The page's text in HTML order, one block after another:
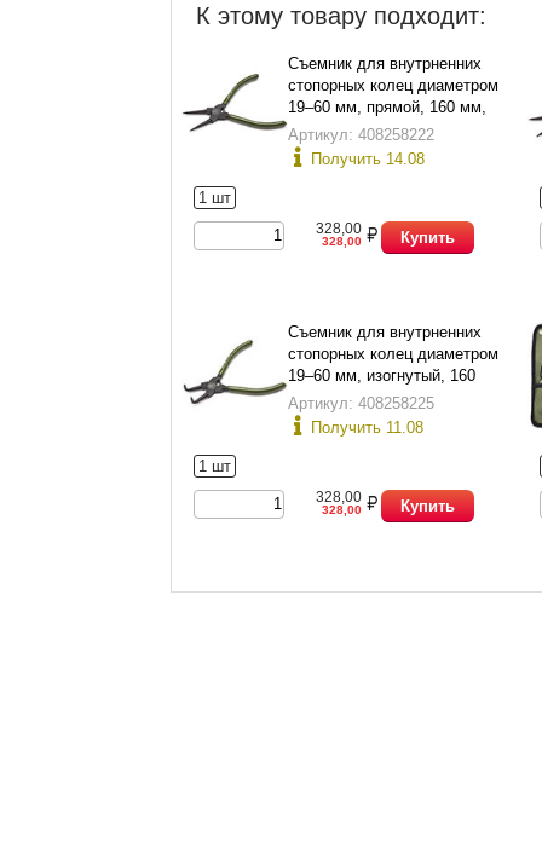
К этому товару подходит:
Съемник для внутрненних
стопорных колец диаметром
19–60 мм, прямой, 160 мм,
Дело Техники 420161
Артикул: 408258222
Получить 14.08
1 шт
328,00
328,00 Купить
Съемник для внутрненних
стопорных колец диаметром
19–60 мм, изогнутый, 160
мм, Дело Техники 421161
Артикул: 408258225
Получить 11.08
1 шт
328,00
328,00 Купить